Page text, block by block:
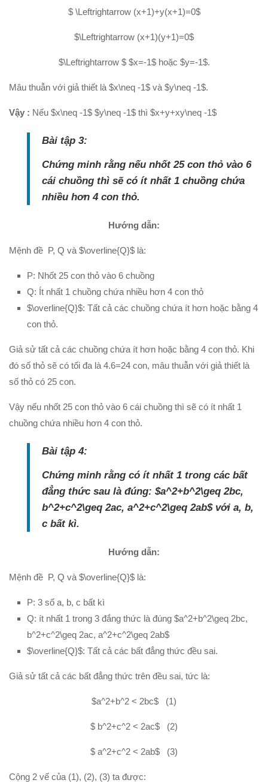
$ \Leftrightarrow (x+1)+y(x+1)=0$
$\Leftrightarrow (x+1)(y+1)=0$
$\Leftrightarrow $ $x=-1$ hoặc $y=-1$.
Mâu thuẫn với giả thiết là $x\neq -1$ và $y\neq -1$.
Vậy : Nếu $x\neq -1$ $y\neq -1$ thì $x+y+xy\neq -1$
Bài tập 3:
Chứng minh rằng nếu nhốt 25 con thỏ vào 6
cái chuồng thì sẽ có ít nhất 1 chuồng chứa
nhiều hơn 4 con thỏ.
Hướng dẫn:
Mệnh đề P, Q và $\overline{Q}$ là:
P: Nhốt 25 con thỏ vào 6 chuồng
Q: Ít nhất 1 chuồng chứa nhiều hơn 4 con thỏ
$\overline{Q}$: Tất cả các chuồng chứa ít hơn hoặc bằng 4
con thỏ.
Giả sử tất cả các chuồng chứa ít hơn hoặc bằng 4 con thỏ. Khi
đó số thỏ sẽ có tối đa là 4.6=24 con, mâu thuẫn với giả thiết là
số thỏ có 25 con.
Vậy nếu nhốt 25 con thỏ vào 6 cái chuồng thì sẽ có ít nhất 1
chuồng chứa nhiều hơn 4 con thỏ.
Bài tập 4:
Chứng minh rằng có ít nhất 1 trong các bất
đẳng thức sau là đúng: $a^2+b^2\geq 2bc,
b^2+c^2\geq 2ac, a^2+c^2\geq 2ab$ với a, b,
c bất kì.
Hướng dẫn:
Mệnh đề P, Q và $\overline{Q}$ là:
P: 3 số a, b, c bất kì
Q: ít nhất 1 trong 3 đắng thức là đúng $a^2+b^2\geq 2bc,
b^2+c^2\geq 2ac, a^2+c^2\geq 2ab$
$\overline{Q}$: Tất cả các bất đẳng thức đều sai.
Giả sử tất cả các bất đẳng thức trên đều sai, tức là:
$a^2+b^2 < 2bc$ (1)
$ b^2+c^2 < 2ac$ (2)
$ a^2+c^2 < 2ab$ (3)
Cộng 2 vế của (1), (2), (3) ta được: